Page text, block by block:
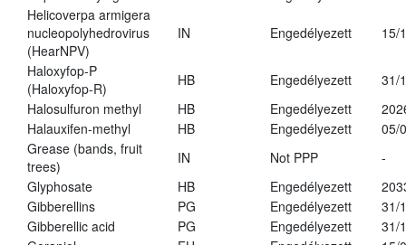
Helicoverpa armigera
nucleopolyhedrovirus
(HearNPV)
IN Engedélyezett 15/
Haloxyfop-P
(Haloxyfop-R)
HB Engedélyezett
31/
Halosulfuron methyl
HB Engedélyezett
Halauxifen-methyl
HB Engedélyezett
05/
Grease (bands, fruit
trees)
IN Not PPP
-
Glyphosate
HB Engedélyezett
Gibberellins
PG Engedélyezett
31/
Gibberellic acid
PG Engedélyezett
31/